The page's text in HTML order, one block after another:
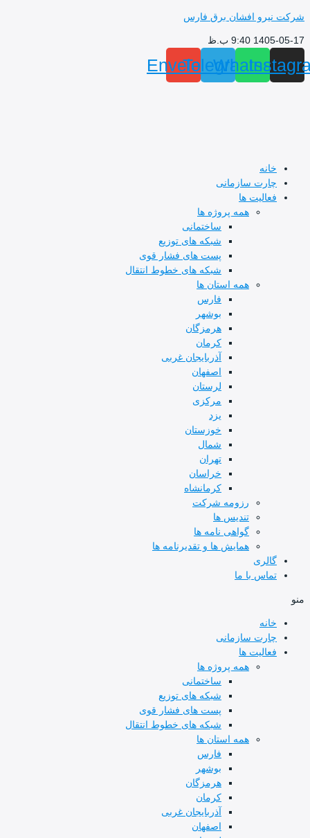
پرش
محتوا
شرکت نیرو افشان برق فارس
1405-05-17 9:40 ب.ظ
Whatsapp
Telegram
Envelope
خانه
چارت سازمانی
فعالیت ها
همه پروژه ها
ساختمانی
شبکه های توزیع
پست های فشار قوی
شبکه های خطوط انتقال
همه استان ها
فارس
بوشهر
هرمزگان
کرمان
آذربایجان غربی
اصفهان
لرستان
مرکزی
یزد
خوزستان
شمال
تهران
خراسان
کرمانشاه
رزومه شرکت
تندیس ها
گواهی نامه ها
همایش ها و تقدیرنامه ها
گالری
تماس با ما
منو
خانه
چارت سازمانی
فعالیت ها
همه پروژه ها
ساختمانی
شبکه های توزیع
پست های فشار قوی
شبکه های خطوط انتقال
همه استان ها
فارس
بوشهر
هرمزگان
کرمان
آذربایجان غربی
اصفهان